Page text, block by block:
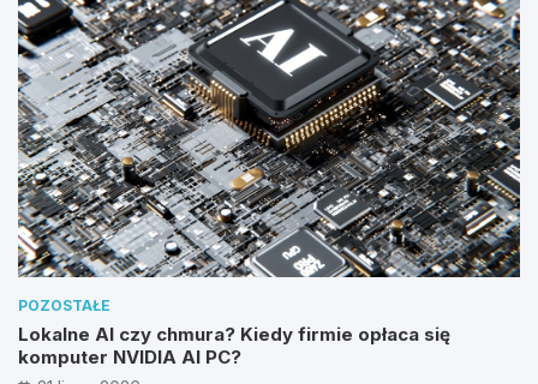
POZOSTAŁE
Lokalne AI czy chmura? Kiedy firmie opłaca się
komputer NVIDIA AI PC?